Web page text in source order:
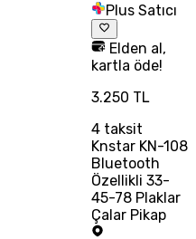
Plus Satıcı
Elden al,
kartla öde!
3.250 TL
4taksit
Knstar KN-108
Bluetooth
Özellikli 33-
45-78 Plaklar
Çalar Pikap